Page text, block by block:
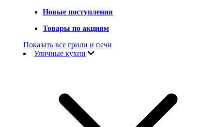
Новые поступления
Товары по акциям
Показать все грили и печи
Уличные кухни